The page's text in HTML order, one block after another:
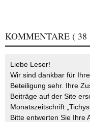
KOMMENTARE ( 38
Liebe Leser!
Wir sind dankbar für
Beteiligung sehr. Ihre
Beiträge auf der Site
Monatszeitschrift „Tichys
Bitte entwerten Sie Ihre